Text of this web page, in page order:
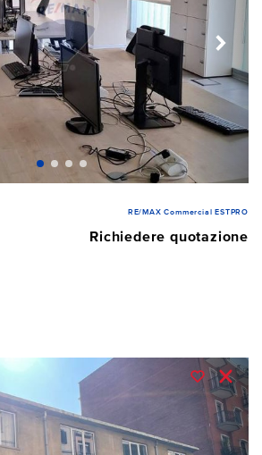
RE/MAX Commercial ESTPRO
Richiedere quotazione